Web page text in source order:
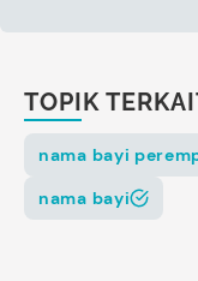
TOPIK
nama bayi
nama bayi